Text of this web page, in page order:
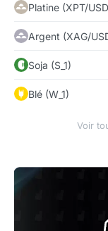
Platine (XPT/
Argent (XAG/
Soja (S_1)
Blé (W_1)
Voir